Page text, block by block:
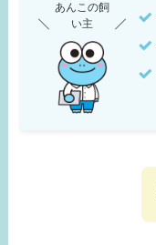
あんこの飼
い主